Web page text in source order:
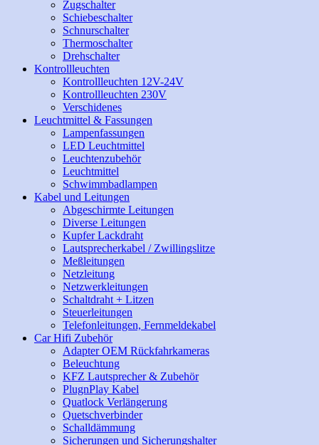
Zugschalter
Schiebeschalter
Schnurschalter
Thermoschalter
Drehschalter
Kontrollleuchten
Kontrollleuchten 12V-24V
Kontrollleuchten 230V
Verschidenes
Leuchtmittel & Fassungen
Lampenfassungen
LED Leuchtmittel
Leuchtenzubehör
Leuchtmittel
Schwimmbadlampen
Kabel und Leitungen
Abgeschirmte Leitungen
Diverse Leitungen
Kupfer Lackdraht
Lautsprecherkabel / Zwillingslitze
Meßleitungen
Netzleitung
Netzwerkleitungen
Schaltdraht + Litzen
Steuerleitungen
Telefonleitungen, Fernmeldekabel
Car Hifi Zubehör
Adapter OEM Rückfahrkameras
Beleuchtung
KFZ Lautsprecher & Zubehör
PlugnPlay Kabel
Quatlock Verlängerung
Quetschverbinder
Schalldämmung
Sicherungen und Sicherungshalter